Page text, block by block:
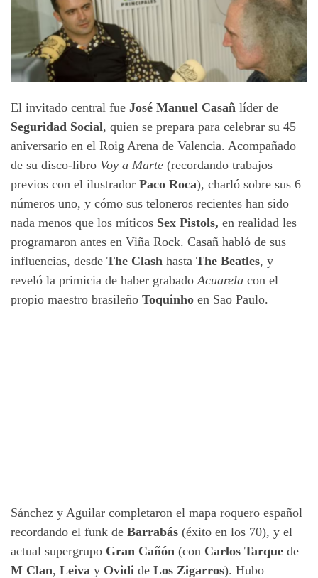
El invitado central fue José Manuel Casañ líder de
Seguridad Social, quien se prepara para celebrar su 45
aniversario en el Roig Arena de Valencia. Acompañado
de su disco-libro Voy a Marte (recordando trabajos
previos con el ilustrador Paco Roca), charló sobre sus 6
números uno, y cómo sus teloneros recientes han sido
nada menos que los míticos Sex Pistols, en realidad les
programaron antes en Viña Rock. Casañ habló de sus
influencias, desde The Clash hasta The Beatles, y
reveló la primicia de haber grabado Acuarela con el
propio maestro brasileño Toquinho en Sao Paulo.
Sánchez y Aguilar completaron el mapa roquero español
recordando el funk de Barrabás (éxito en los 70), y el
actual supergrupo Gran Cañón (con Carlos Tarque de
M Clan, Leiva y Ovidi de Los Zigarros). Hubo